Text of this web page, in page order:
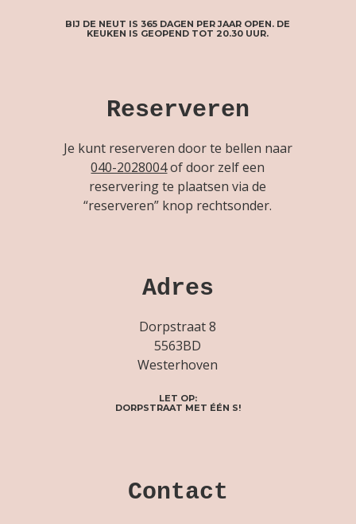
BIJ DE NEUT IS 365 DAGEN PER JAAR OPEN. DE
KEUKEN IS GEOPEND TOT 20.30 UUR.
Reserveren
Je kunt reserveren door te bellen naar
040-2028004of door zelf een
reservering te plaatsen via de
“reserveren” knop rechtsonder.
Adres
Dorpstraat 8
5563BD
Westerhoven
LET OP:
DORPSTRAAT MET ÉÉN S!
Contact